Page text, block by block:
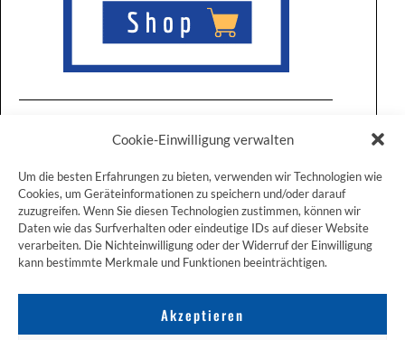
Cookie-Einwilligung verwalten
Um die besten Erfahrungen zu bieten, verwenden wir Technologien wie
Cookies, um Geräteinformationen zu speichern und/oder darauf
zuzugreifen. Wenn Sie diesen Technologien zustimmen, können wir
Daten wie das Surfverhalten oder eindeutige IDs auf dieser Website
verarbeiten. Die Nichteinwilligung oder der Widerruf der Einwilligung
kann bestimmte Merkmale und Funktionen beeinträchtigen.
Akzeptieren
ZUM JAKOBSWEG SHOP